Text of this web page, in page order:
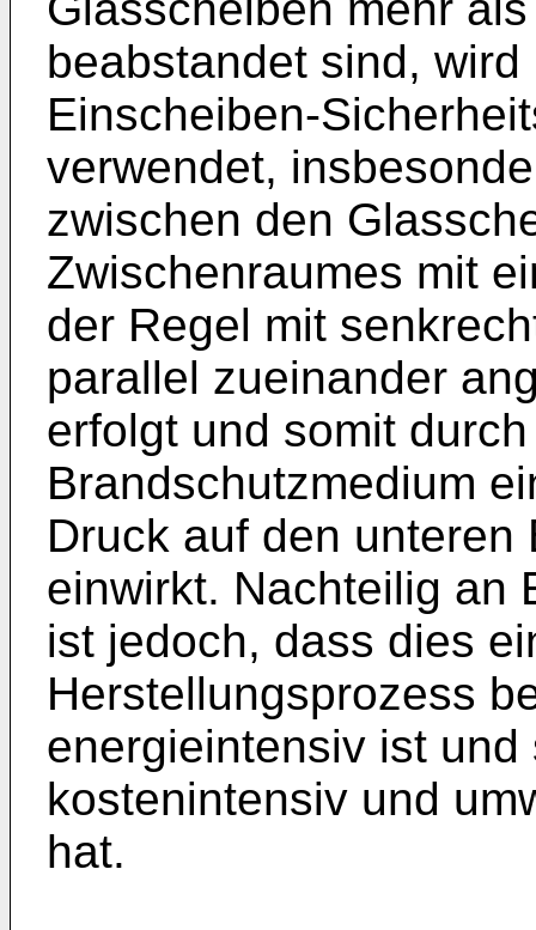
beabstandet sind,
Einscheiben-
verwendet,
zwischen den
Zwischenraumes mit
der Regel mit
parallel zueinander
erfolgt und somit
Brandschutzmedium
Druck auf den
einwirkt. Nachteilig an
ist jedoch, dass dies
Herstellungsprozess
energieintensiv ist
kostenintensiv und
hat.